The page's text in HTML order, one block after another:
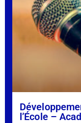
l’École –